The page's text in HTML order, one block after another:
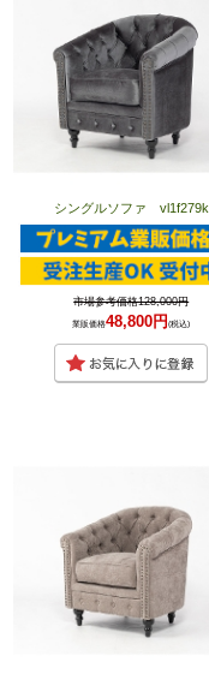
シングルソファ vl1f279k
市場参考価格128,000円
業販価格48,800円(税込)